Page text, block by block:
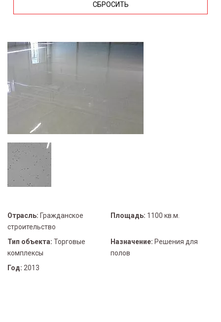
СБРОСИТЬ
Отрасль: Гражданское
строительство
Площадь: 1100 кв.м.
Тип объекта: Торговые
комплексы
Назначение: Решения для
полов
Год: 2013